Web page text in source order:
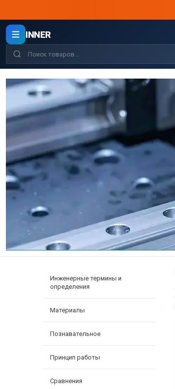
INNER
Инженерные термины и
определения
Материалы
Познавательное
Принцип работы
Сравнения